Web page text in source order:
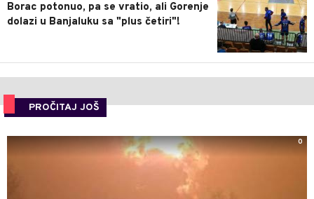
Borac potonuo, pa se vratio, ali Gorenje
dolazi u Banjaluku sa "plus četiri"!
PROČITAJ JOŠ
0